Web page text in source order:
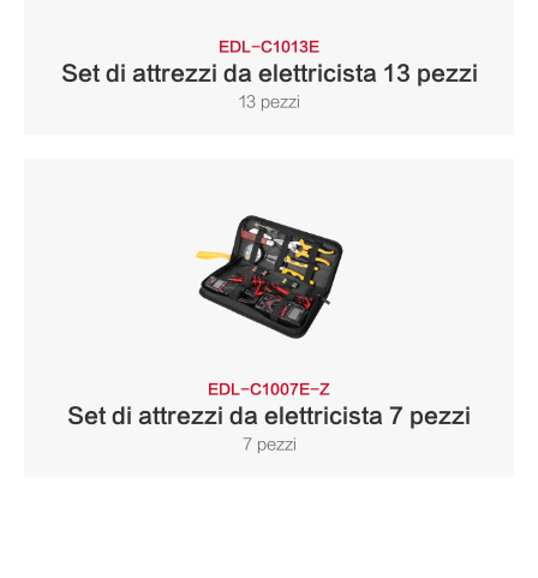
EDL-C1013E
Set di attrezzi da elettricista 13 pezzi
13 pezzi
EDL-C1007E-Z
Set di attrezzi da elettricista 7 pezzi
7 pezzi